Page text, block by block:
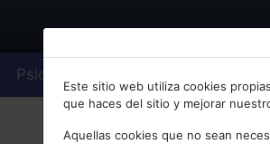
Bienvenid@ a
Escribe tu Email
Psiquiatría
Este sitio web utiliza cookies
que haces del sitio y mejorar
Aquellas cookies que no sean